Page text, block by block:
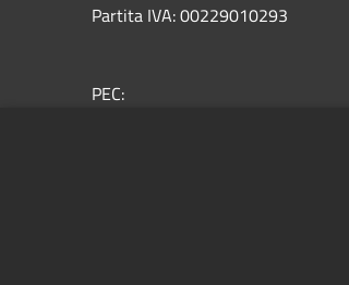
Partita IVA: 00229010293
PEC: